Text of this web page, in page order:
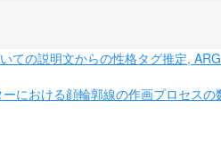
ての説明文からの性格タグ推定,
における顔輪郭線の作画プロセス